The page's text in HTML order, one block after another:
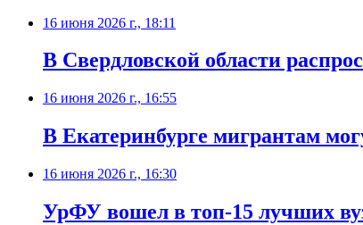
16 июня 2026 г., 18:11
В Свердловской области
16 июня 2026 г., 16:55
В Екатеринбурге мигрантам
16 июня 2026 г., 16:30
УрФУ вошел в топ-15 лучших